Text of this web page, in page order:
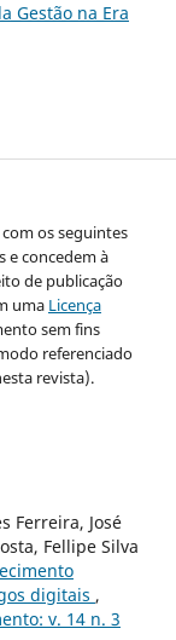
Gestão na Era
os seguintes
e concedem à
de publicação
uma Licença
sem fins
referenciado
revista).
Ferreira, José
Fellipe Silva
digitais ,
v. 14 n. 3